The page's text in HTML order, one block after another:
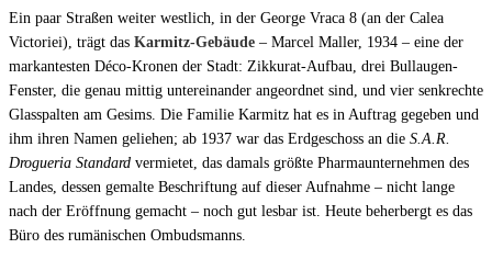
Ein paar Straßen weiter westlich, in der George Vraca 8 (an der Calea
Victoriei), trägt das Karmitz-Gebäude – Marcel Maller, 1934 – eine der
markantesten Déco-Kronen der Stadt: Zikkurat-Aufbau, drei Bullaugen-
Fenster, die genau mittig untereinander angeordnet sind, und vier senkrechte
Glasspalten am Gesims. Die Familie Karmitz hat es in Auftrag gegeben und
ihm ihren Namen geliehen; ab 1937 war das Erdgeschoss an die S.A.R.
Drogueria Standard vermietet, das damals größte Pharmaunternehmen des
Landes, dessen gemalte Beschriftung auf dieser Aufnahme – nicht lange
nach der Eröffnung gemacht – noch gut lesbar ist. Heute beherbergt es das
Büro des rumänischen Ombudsmanns.